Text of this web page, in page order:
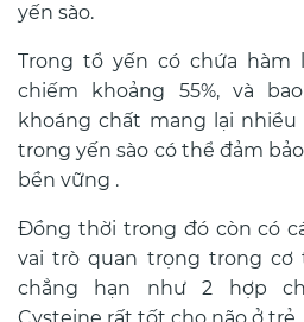
yến sào.
Trong tổ yến có chứa hàm
chiếm khoảng 55%, và
khoáng chất mang lại
trong yến sào có thể đảm
bền vững .
Đồng thời trong đó còn có
vai trò quan trọng trong cơ
chẳng hạn như 2 hợp